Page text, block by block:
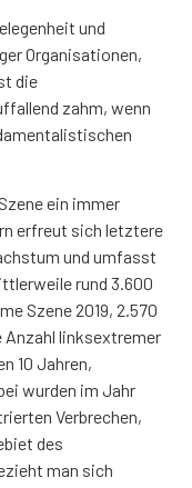
und
Organisationen,
die
zahm, wenn
ein immer
erfreut sich letztere
und umfasst
rund 3.600
Szene 2019, 2.570
Anzahl linksextremer
10 Jahren,
wurden im Jahr
Verbrechen,
des
man sich